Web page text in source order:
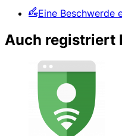
Eine Beschwerde
Auch registriert